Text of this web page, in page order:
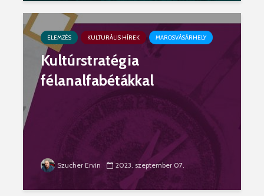
ELEMZÉS KULTURÁLIS HÍREK MAROSVÁSÁRHELY
Kultúrstratégia
félanalfabétákkal
Szucher Ervin 2023. szeptember 07.